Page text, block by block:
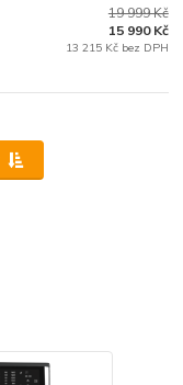
19 999 Kč
15 990 Kč
13 215 Kč bez DPH